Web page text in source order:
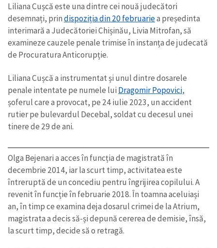
Liliana Cușcă este una dintre cei nouă judecători
desemnați, prindispoziția din 20 februariea președinta
interimară a Judecătoriei Chișinău, Livia Mitrofan, să
examineze cauzele penale trimise în instanța de judecată
de Procuratura Anticorupție.
Liliana Cușcă a instrumentat și unul dintre dosarele
penale intentate pe numele luiDragomir Popovici,
șoferul care a provocat, pe 24 iulie 2023, un accident
rutier pe bulevardul Decebal, soldat cu decesul unei
tinere de 29 de ani.
Olga Bejenari a acces în funcția de magistrată în
decembrie 2014, iar la scurt timp, activitatea este
întreruptă de un concediu pentru îngrijirea copilului. A
revenit în funcție în februarie 2018. În toamna aceluiași
an, în timp ce examina deja dosarul crimei de la Atrium,
magistrata a decis să-și depună cererea de demisie, însă,
la scurt timp, decide să o retragă.